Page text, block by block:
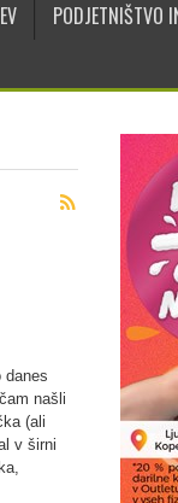
PODJETNIŠTVO
danes
našli
(ali
v širni